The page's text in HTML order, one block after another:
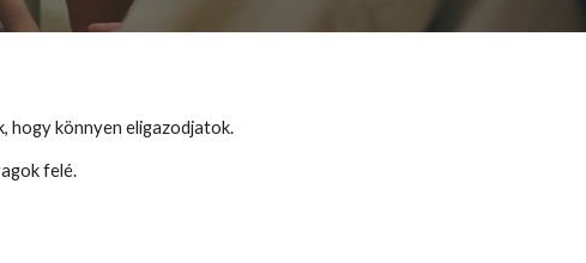
hogy könnyen eligazodjatok.
felé.